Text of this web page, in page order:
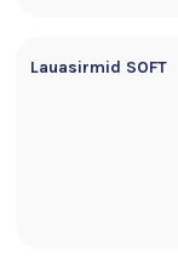
Lauasirmid SOFT